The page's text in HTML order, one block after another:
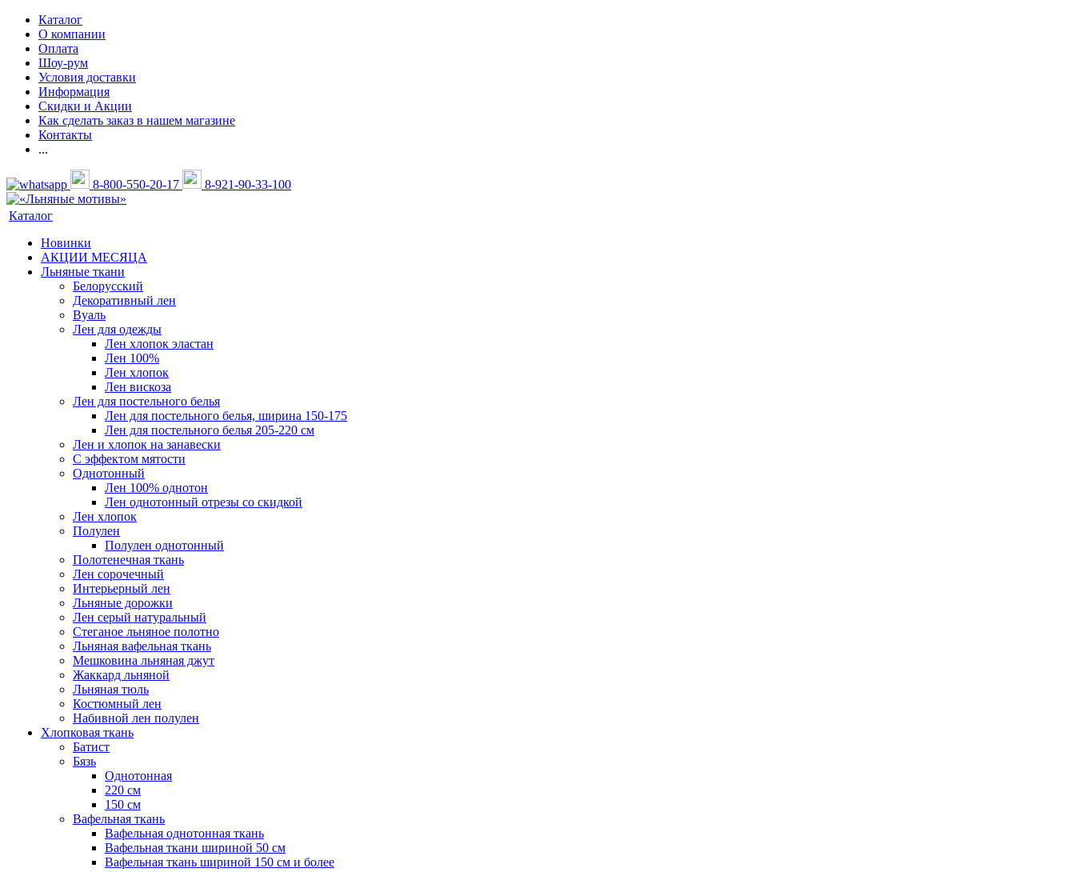
Каталог
О компании
Оплата
Шоу-рум
Условия доставки
Информация
Скидки и Акции
Как сделать заказ в нашем магазине
Контакты
...
8-800-550-20-17 8-921-90-33-100
Каталог
Новинки
АКЦИИ МЕСЯЦА
Льняные ткани
Белорусский
Декоративный лен
Вуаль
Лен для одежды
Лен хлопок эластан
Лен 100%
Лен хлопок
Лен вискоза
Лен для постельного белья
Лен для постельного белья, ширина 150-175
Лен для постельного белья 205-220 см
Лен и хлопок на занавески
С эффектом мятости
Однотонный
Лен 100% однотон
Лен однотонный отрезы со скидкой
Лен хлопок
Полулен
Полулен однотонный
Полотенечная ткань
Лен сорочечный
Интерьерный лен
Льняные дорожки
Лен серый натуральный
Стеганое льняное полотно
Льняная вафельная ткань
Мешковина льняная джут
Жаккард льняной
Льняная тюль
Костюмный лен
Набивной лен полулен
Хлопковая ткань
Батист
Бязь
Однотонная
220 см
150 см
Вафельная ткань
Вафельная однотонная ткань
Вафельная ткани шириной 50 см
Вафельная ткань шириной 150 см и более